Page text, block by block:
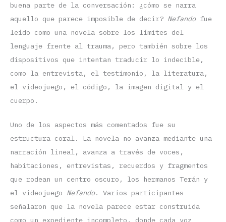
buena parte de la conversación: ¿cómo se narra
aquello que parece imposible de decir? Nefandofue
leído como una novela sobre los límites del
lenguaje frente al trauma, pero también sobre los
dispositivos que intentan traducir lo indecible,
como la entrevista, el testimonio, la literatura,
el videojuego, el código, la imagen digital y el
cuerpo.
Uno de los aspectos más comentados fue su
estructura coral. La novela no avanza mediante una
narración lineal, avanza a través de voces,
habitaciones, entrevistas, recuerdos y fragmentos
que rodean un centro oscuro, los hermanos Terán y
el videojuego Nefando. Varios participantes
señalaron que la novela parece estar construida
como un expediente incompleto, donde cada voz